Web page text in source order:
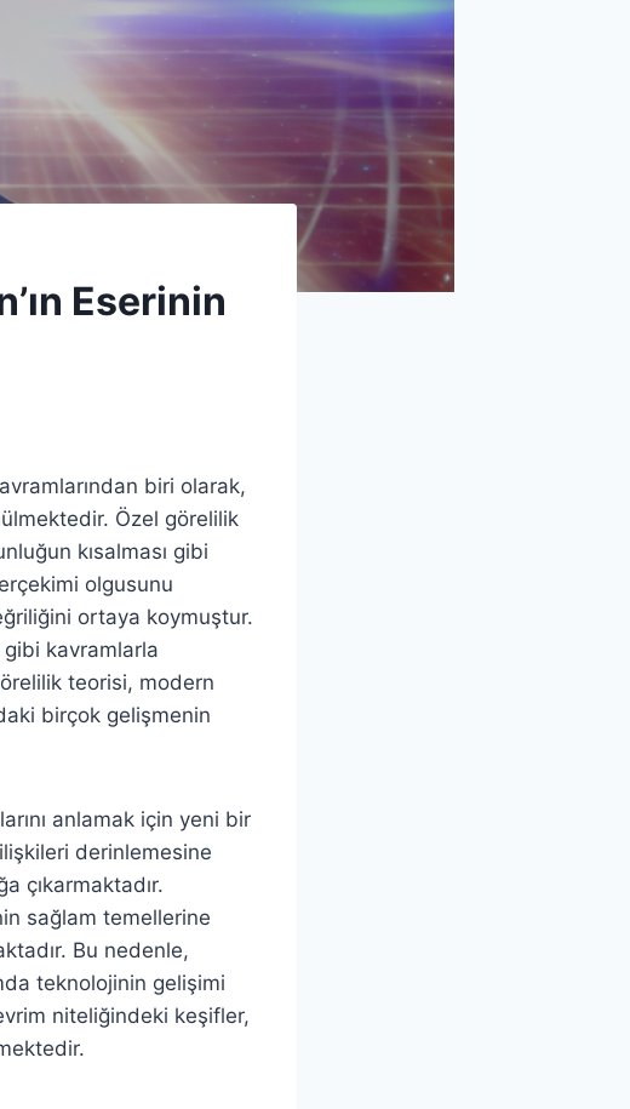
Eserinin
biri olarak,
Özel görelilik
kısalması gibi
olgusunu
ortaya koymuştur.
gibi kavramlarla
teorisi, modern
birçok gelişmenin
anlamak için yeni bir
derinlemesine
çıkarmaktadır.
sağlam temellerine
Bu nedenle,
teknolojinin gelişimi
niteliğindeki keşifler,